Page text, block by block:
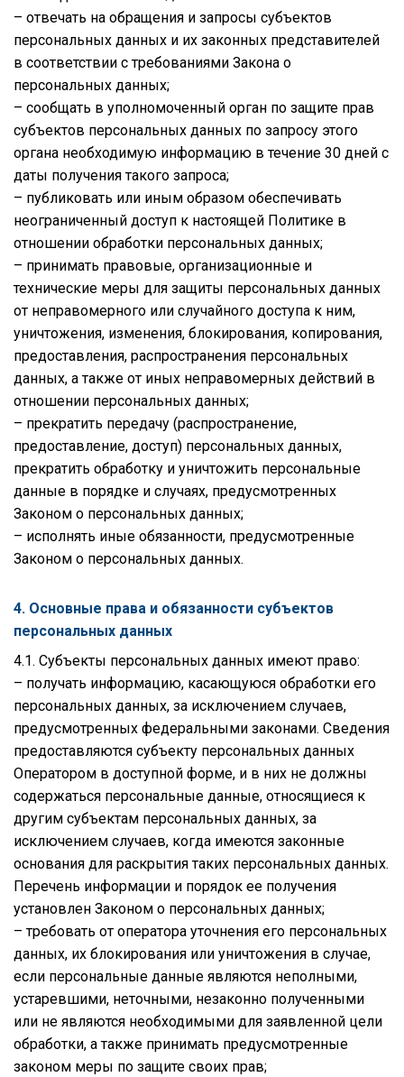
– отвечать на обращения и запросы субъектов
персональных данных и их законных представителей
в соответствии с требованиями Закона о
персональных данных;
– сообщать в уполномоченный орган по защите прав
субъектов персональных данных по запросу этого
органа необходимую информацию в течение 30 дней с
даты получения такого запроса;
– публиковать или иным образом обеспечивать
неограниченный доступ к настоящей Политике в
отношении обработки персональных данных;
– принимать правовые, организационные и
технические меры для защиты персональных данных
от неправомерного или случайного доступа к ним,
уничтожения, изменения, блокирования, копирования,
предоставления, распространения персональных
данных, а также от иных неправомерных действий в
отношении персональных данных;
– прекратить передачу (распространение,
предоставление, доступ) персональных данных,
прекратить обработку и уничтожить персональные
данные в порядке и случаях, предусмотренных
Законом о персональных данных;
– исполнять иные обязанности, предусмотренные
Законом о персональных данных.
4. Основные права и обязанности субъектов
персональных данных
4.1. Субъекты персональных данных имеют право:
– получать информацию, касающуюся обработки его
персональных данных, за исключением случаев,
предусмотренных федеральными законами. Сведения
предоставляются субъекту персональных данных
Оператором в доступной форме, и в них не должны
содержаться персональные данные, относящиеся к
другим субъектам персональных данных, за
исключением случаев, когда имеются законные
основания для раскрытия таких персональных данных.
Перечень информации и порядок ее получения
установлен Законом о персональных данных;
– требовать от оператора уточнения его персональных
данных, их блокирования или уничтожения в случае,
если персональные данные являются неполными,
устаревшими, неточными, незаконно полученными
или не являются необходимыми для заявленной цели
обработки, а также принимать предусмотренные
законом меры по защите своих прав;